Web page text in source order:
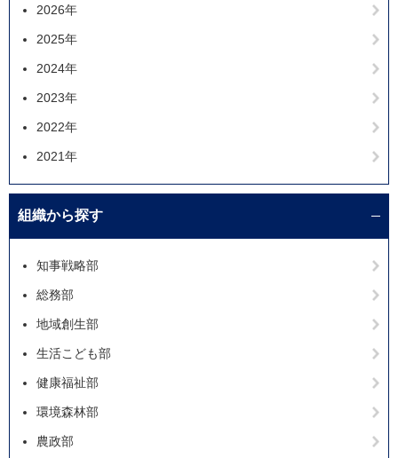
2026年
2025年
2024年
2023年
2022年
2021年
組織から探す
知事戦略部
総務部
地域創生部
生活こども部
健康福祉部
環境森林部
農政部